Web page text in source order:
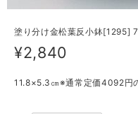
塗り分け金松葉反小鉢[1295]
¥2,840
11.8×5.3㎝※通常定価4092円